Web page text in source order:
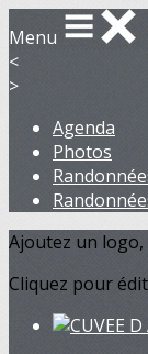
Menu
<
>
Agenda
Photos
Ajoutez un
Cliquez pour